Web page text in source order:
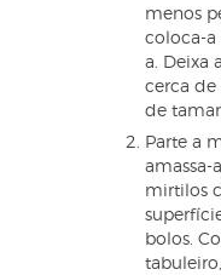
menos
coloca-a
a. Deixa
cerca de
de
Parte a
mirtilos
bolos.